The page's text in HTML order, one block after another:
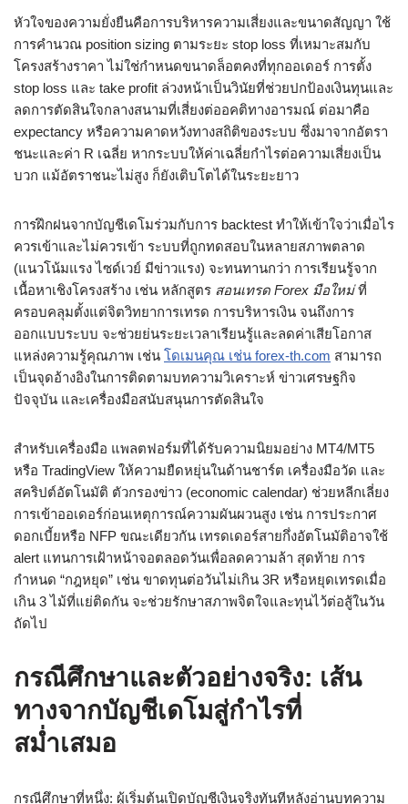
หัวใจของความยั่งยืนคือการบริหารความเสี่ยงและขนาดสัญญา ใช้
การคำนวณ position sizing ตามระยะ stop loss ที่เหมาะสมกับ
โครงสร้างราคา ไม่ใช่กำหนดขนาดล็อตคงที่ทุกออเดอร์ การตั้ง
stop loss และ take profit ล่วงหน้าเป็นวินัยที่ช่วยปกป้องเงินทุนและ
ลดการตัดสินใจกลางสนามที่เสี่ยงต่ออคติทางอารมณ์ ต่อมาคือ
expectancy หรือความคาดหวังทางสถิติของระบบ ซึ่งมาจากอัตรา
ชนะและค่า R เฉลี่ย หากระบบให้ค่าเฉลี่ยกำไรต่อความเสี่ยงเป็น
บวก แม้อัตราชนะไม่สูง ก็ยังเติบโตได้ในระยะยาว
การฝึกฝนจากบัญชีเดโมร่วมกับการ backtest ทำให้เข้าใจว่าเมื่อไร
ควรเข้าและไม่ควรเข้า ระบบที่ถูกทดสอบในหลายสภาพตลาด
(แนวโน้มแรง ไซด์เวย์ มีข่าวแรง) จะทนทานกว่า การเรียนรู้จาก
เนื้อหาเชิงโครงสร้าง เช่น หลักสูตร สอนเทรด Forex มือใหม่ที่
ครอบคลุมตั้งแต่จิตวิทยาการเทรด การบริหารเงิน จนถึงการ
ออกแบบระบบ จะช่วยย่นระยะเวลาเรียนรู้และลดค่าเสียโอกาส
แหล่งความรู้คุณภาพ เช่น โดเมนคุณ เช่น forex-th.com สามารถ
เป็นจุดอ้างอิงในการติดตามบทความวิเคราะห์ ข่าวเศรษฐกิจ
ปัจจุบัน และเครื่องมือสนับสนุนการตัดสินใจ
สำหรับเครื่องมือ แพลตฟอร์มที่ได้รับความนิยมอย่าง MT4/MT5
หรือ TradingView ให้ความยืดหยุ่นในด้านชาร์ต เครื่องมือวัด และ
สคริปต์อัตโนมัติ ตัวกรองข่าว (economic calendar) ช่วยหลีกเลี่ยง
การเข้าออเดอร์ก่อนเหตุการณ์ความผันผวนสูง เช่น การประกาศ
ดอกเบี้ยหรือ NFP ขณะเดียวกัน เทรดเดอร์สายกึ่งอัตโนมัติอาจใช้
alert แทนการเฝ้าหน้าจอตลอดวันเพื่อลดความล้า สุดท้าย การ
กำหนด “กฎหยุด” เช่น ขาดทุนต่อวันไม่เกิน 3R หรือหยุดเทรดเมื่อ
เกิน 3 ไม้ที่แย่ติดกัน จะช่วยรักษาสภาพจิตใจและทุนไว้ต่อสู้ในวัน
ถัดไป
กรณีศึกษาและตัวอย่างจริง: เส้น
ทางจากบัญชีเดโมสู่กำไรที่
สม่ำเสมอ
กรณีศึกษาที่หนึ่ง: ผู้เริ่มต้นเปิดบัญชีเงินจริงทันทีหลังอ่านบทความ